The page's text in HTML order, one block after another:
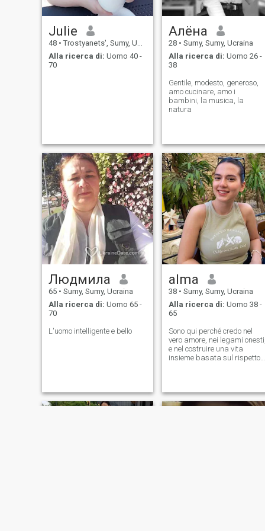
Julie
48 • Trostyanets', Sumy, Ucraina
Alla ricerca di: Uomo 40 -
70
Алёна
28 • Sumy, Sumy, Ucraina
Alla ricerca di: Uomo 26 -
38
Gentile, modesto, generoso,
amo cucinare, amo i
bambini, la musica, la
natura
Людмила
65 • Sumy, Sumy, Ucraina
Alla ricerca di: Uomo 65 -
70
L'uomo intelligente e bello
alma
38 • Sumy, Sumy, Ucraina
Alla ricerca di: Uomo 38 -
65
Sono qui perché credo nel
vero amore, nei legami onesti,
e nel costruire una vita
insieme basata sul rispetto,